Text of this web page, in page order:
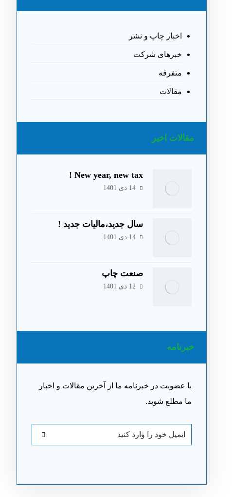
اخبار چاپ و نشر
خبرهای شرکت
متفرقه
مقالات
مقالات اخیر
New year, new tax !
14 دی 1401
سال جدید،مالیات جدید !
14 دی 1401
صنعت چاپ
12 دی 1401
خبرنامه
با عضویت در خبرنامه ما از آخرین مقالات و اخبار
ما مطلع شوید.